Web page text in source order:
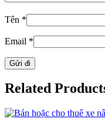
Tên *
Email *
Related